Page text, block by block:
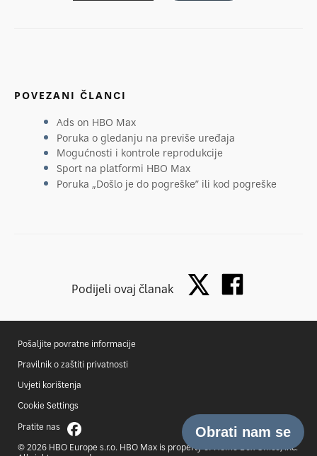
POVEZANI ČLANCI
Ads on HBO Max
Poruka o gledanju na previše uređaja
Mogućnosti i kontrole reprodukcije
Sport na platformi HBO Max
Poruka „Došlo je do pogreške” ili kod pogreške
Podijeli ovaj članak
Pošaljite povratne informacije
Pravilnik o zaštiti privatnosti
Uvjeti korištenja
Cookie Settings
Pratite nas
© 2026 HBO Europe s.r.o. HBO Max is property of Home Box Office, Inc.